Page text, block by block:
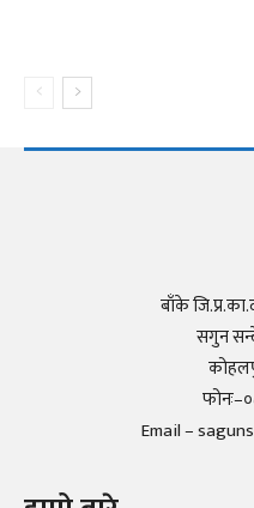
बाँके
सगुन
Email –